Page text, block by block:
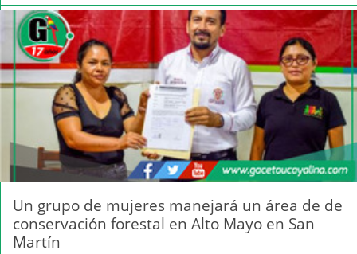
Un grupo de mujeres manejará un área de de
conservación forestal en Alto Mayo en San
Martín